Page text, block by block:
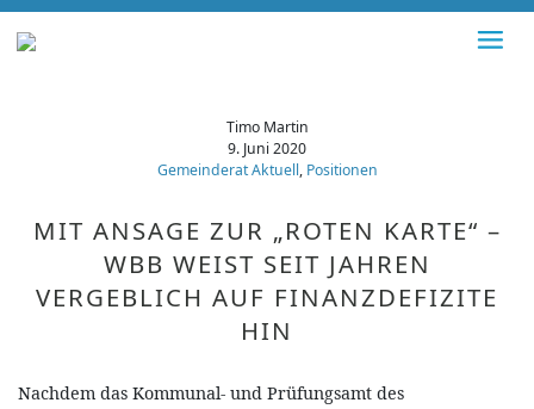
Timo Martin
9. Juni 2020
Gemeinderat Aktuell, Positionen
MIT ANSAGE ZUR „ROTEN KARTE“ –
WBB WEIST SEIT JAHREN
VERGEBLICH AUF FINANZDEFIZITE
HIN
Nachdem das Kommunal- und Prüfungsamt des